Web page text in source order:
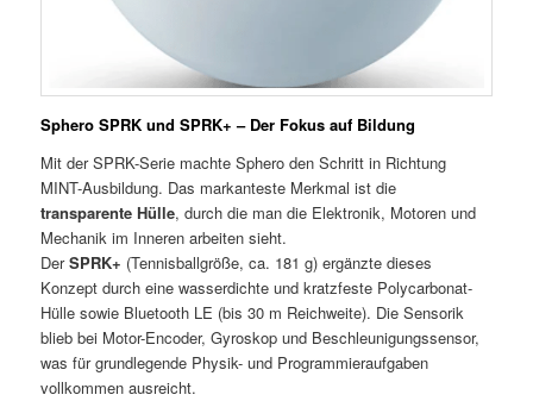
Sphero SPRK und SPRK+ – Der Fokus auf Bildung
Mit der SPRK-Serie machte Sphero den Schritt in Richtung
MINT-Ausbildung. Das markanteste Merkmal ist die
transparente Hülle, durch die man die Elektronik, Motoren und
Mechanik im Inneren arbeiten sieht.
DerSPRK+ (Tennisballgröße, ca. 181 g) ergänzte dieses
Konzept durch eine wasserdichte und kratzfeste Polycarbonat-
Hülle sowie Bluetooth LE (bis 30 m Reichweite). Die Sensorik
blieb bei Motor-Encoder, Gyroskop und Beschleunigungssensor,
was für grundlegende Physik- und Programmieraufgaben
vollkommen ausreicht.